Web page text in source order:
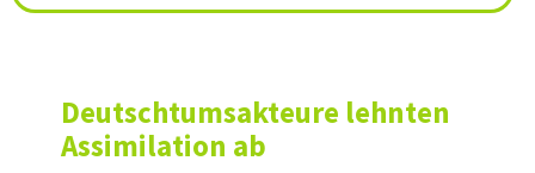
Deutschtumsakteure lehnten
Assimilation ab